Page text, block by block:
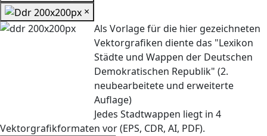
×
Als Vorlage für die hier gezeichneten
Vektorgrafiken diente das "Lexikon
Städte und Wappen der Deutschen
Demokratischen Republik" (2.
neubearbeitete und erweiterte
Auflage)
Jedes Stadtwappen liegt in 4
Vektorgrafikformaten vor (EPS, CDR, AI, PDF).